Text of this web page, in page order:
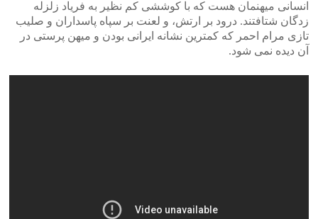
انسانی میهنمان هست که با کوششی کم نظیر به فریاد زلزله
زدگان شتافتند. درود بر ارتش، و لعنت بر سپاه پاسداران و صلیب
تازی مرام احمر که کمترین نشانه ایرانی بودن و میهن پرستی در
آن دیده نمی شود.